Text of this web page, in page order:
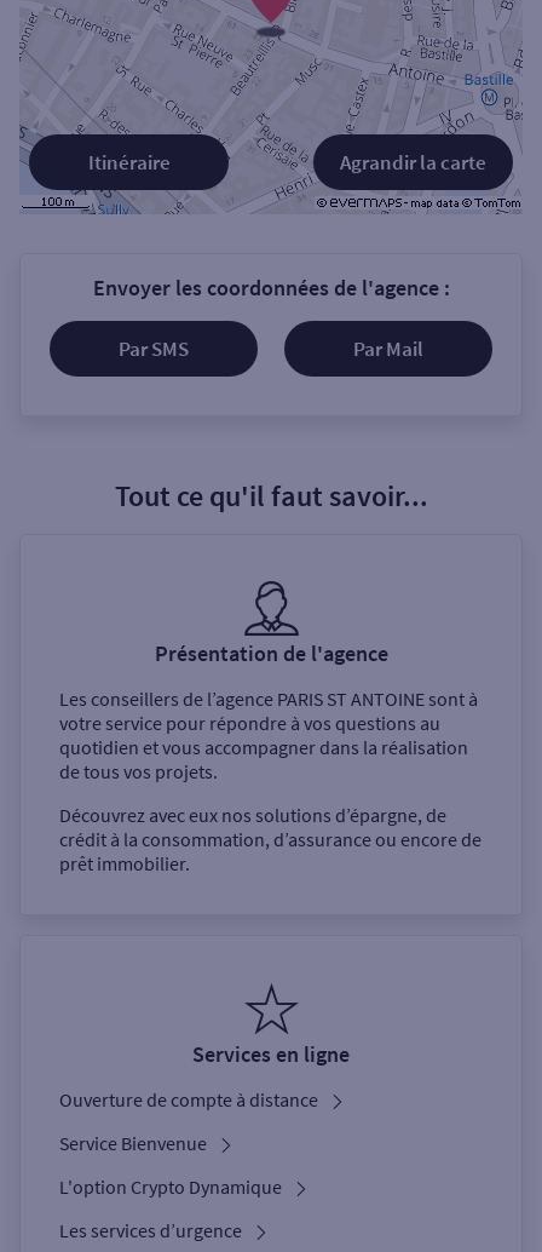
Agrandir la carte
Itinéraire
Envoyer les coordonnées de l'agence :
Par SMS Par Mail
Tout ce qu'il faut savoir...
Présentation de l'agence
Les conseillers de l’agence PARIS ST ANTOINE sont à
votre service pour répondre à vos questions au
quotidien et vous accompagner dans la réalisation
de tous vos projets.
Découvrez avec eux nos solutions d’épargne, de
crédit à la consommation, d’assurance ou encore de
prêt immobilier.
Services en ligne
Ouverture de compte à distance
Service Bienvenue
L'option Crypto Dynamique
Les services d’urgence